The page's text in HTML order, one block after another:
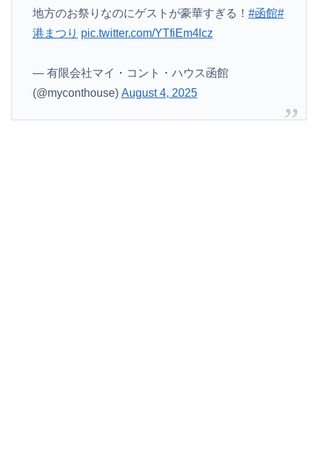
地方のお祭りなのにゲストが豪華すぎる！ #函館#
港まつり pic.twitter.com/YTfiEm4lcz
— 有限会社マイ・コント・ハウス函館
(@myconthouse) August 4, 2025